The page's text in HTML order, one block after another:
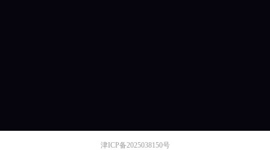
津ICP备2025038150号